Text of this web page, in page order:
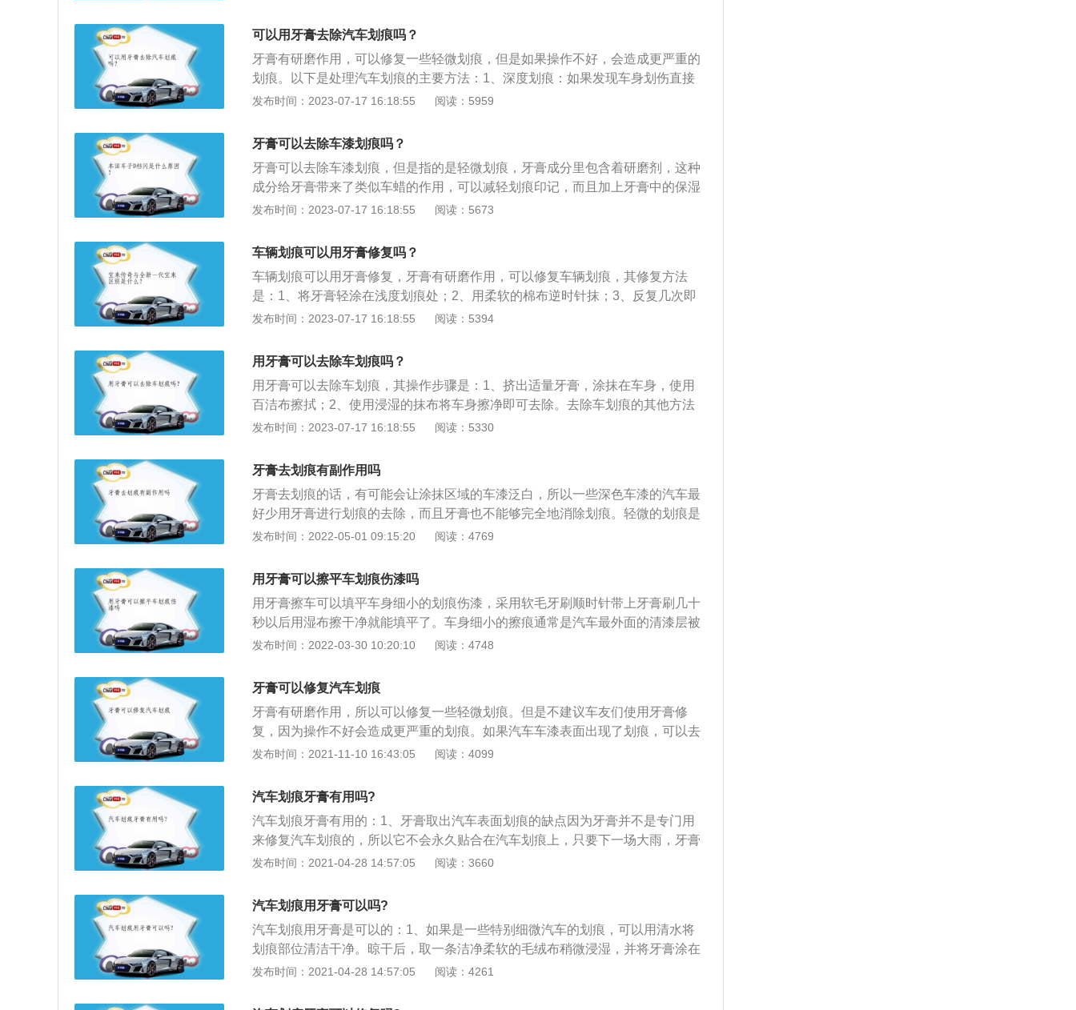
均匀涂抹在划痕上，等指甲油晾干之后即可。因为指甲油也可以渗进划痕处，起
到一定的填补作用，能有效隔绝车身铁皮与空气的接触，防止车体氧化生锈。
2、可先用极细的水砂纸蘸水轻轻磨去锈斑，但切忌无方向地乱磨，要同向直线
打磨。等完全擦净后，涂上一层底漆。若是有新的刮伤，可擦净后直接涂上底
漆。
可以用牙膏去除汽车划痕吗？
牙膏有研磨作用，可以修复一些轻微划痕，但是如果操作不好，会造成更严重的
划痕。以下是处理汽车划痕的主要方法：1、深度划痕：如果发现车身划伤直接
露出了车身金属板，或者划伤的面积超过一个指甲盖，则伤口已经深及底漆以
行修补，带腐蚀性的物质会慢慢氧化导至伤口表面生锈恶化，造成更大损失。
2、中度划痕：如果明显观察到或者摸到色彩漆层，可以购一支同色号的补漆
笔，随时对伤害进行修补，保护车漆不受更深的腐蚀与伤害。3、轻度划痕：如
果车漆只有略略的凹下，只伤害了车漆表面的透明层，可以使用细研磨蜡，即可
将轻度划痕修复。
发布时间：2023-07-17 16:18:55 阅读：5959
牙膏可以去除车漆划痕吗？
牙膏可以去除车漆划痕，但是指的是轻微划痕，牙膏成分里包含着研磨剂，这种
成分给牙膏带来了类似车蜡的作用，可以减轻划痕印记，而且加上牙膏中的保湿
剂，可以让牙膏膏体具有光泽，跟车漆面的颜色融为一体，除此之外，牙膏还可
一层薄膜，目的是保护汽车漆面的光泽度不会衰减，同时使漆面在物理上得到一
层保护膜，从而达到保护漆面的目的。
发布时间：2023-07-17 16:18:55 阅读：5673
车辆划痕可以用牙膏修复吗？
车辆划痕可以用牙膏修复，牙膏有研磨作用，可以修复车辆划痕，其修复方法
是：1、将牙膏轻涂在浅度划痕处；2、用柔软的棉布逆时针抹；3、反复几次即
可减轻划痕，还能避免空气对车漆伤处的侵蚀。车漆的作用是：1、防锈；2、抗
好、光泽高，具备附着力好、硬度高、抗划伤能力强，更要具备好的耐候性、耐
刮耐磨性、光泽持续性和优良的耐汽油、耐酒精、耐酸、耐碱、耐盐雾等性能。
发布时间：2023-07-17 16:18:55 阅读：5394
用牙膏可以去除车划痕吗？
用牙膏可以去除车划痕，其操作步骤是：1、挤出适量牙膏，涂抹在车身，使用
百洁布擦拭；2、使用浸湿的抹布将车身擦净即可去除。去除车划痕的其他方法
有：1、使用橡皮擦拭车身印迹；2、使用相同颜色指甲油填补车身的漆面；3、
痕的方法是：1、停车靠边停，避开中间位置；2、确认车前车后的导流板高度；
3、露天停车远离窗下或阳台。
发布时间：2023-07-17 16:18:55 阅读：5330
牙膏去划痕有副作用吗
牙膏去划痕的话，有可能会让涂抹区域的车漆泛白，所以一些深色车漆的汽车最
好少用牙膏进行划痕的去除，而且牙膏也不能够完全地消除划痕。轻微的划痕是
可以用牙膏进行修复的，但是深一点的划痕，就没有办法用牙膏进行修复了。如
痕的地方，等晾干后就可以用补漆笔均匀地涂抹划痕处了，如果涂抹之后的效果
也不好的话，就可以采用打蜡抛光的方式，可以用水蜡或者软蜡擦几遍，效果也
是比较不错的。
发布时间：2022-05-01 09:15:20 阅读：4769
用牙膏可以擦平车划痕伤漆吗
用牙膏擦车可以填平车身细小的划痕伤漆，采用软毛牙刷顺时针带上牙膏刷几十
秒以后用湿布擦干净就能填平了。车身细小的擦痕通常是汽车最外面的清漆层被
划伤，而利用牙膏里面的研磨剂成分就可以填平，再加上牙膏中的保湿成分，可
的车漆有细小划痕，只要是仅仅破坏了清漆层的，都可以通过牙膏来抹平。在擦
拭之前，要注意将划痕的地方沾水清理干净，清楚掉表面的浮尘，然后再利用软
毛牙刷或是毛巾涂抹上牙膏以后在划痕的地方反复擦拭。
发布时间：2022-03-30 10:20:10 阅读：4748
牙膏可以修复汽车划痕
牙膏有研磨作用，所以可以修复一些轻微划痕。但是不建议车友们使用牙膏修
复，因为操作不好会造成更严重的划痕。如果汽车车漆表面出现了划痕，可以去
汽车美容机构抛光一下。汽车的漆面有四层，从内到外分别是电泳层，中涂层，
车身表面会形成电泳层。电泳层的作用是防锈。中涂层是第二层车漆，这层车漆
也起到防锈作用，并且可以提高与下一层漆面的结合能力。第三层是色漆层，这
层车漆就是我们平时可以看到的各种车身颜色，这层车漆的作用是让车身更加美
观。第四层是清漆层，这层漆也是最外面一层。清漆层起到保护车漆并提升车漆
光泽度的作用。平时大部分轻微划痕都出现在清漆层上，通过简单的抛光可以去
间久了会降低车身漆面光泽度。如果划痕伤到了色漆层，那就需要补漆来修复。
在补漆时最好去4s店或非常专业的漆面修复机构。一些小的喷漆机构喷漆后可能
会存在色差。
发布时间：2021-11-10 16:43:05 阅读：4099
汽车划痕牙膏有用吗?
汽车划痕牙膏有用的：1、牙膏取出汽车表面划痕的缺点因为牙膏并不是专门用
来修复汽车划痕的，所以它不会永久贴合在汽车划痕上，只要下一场大雨，牙膏
基本就会被冲刷干净了；2、牙膏去车身漆面划痕更适用于浅色车漆的车，如果
果，所以深色车漆汽车还是慎用；3、千万不要使用有颗粒的牙膏，尤其是那种
带有研磨颗粒的牙膏，那样在擦拭过程中会对车漆造成损伤，变得更花。
发布时间：2021-04-28 14:57:05 阅读：3660
汽车划痕用牙膏可以吗?
汽车划痕用牙膏是可以的：1、如果是一些特别细微汽车的划痕，可以用清水将
划痕部位清洁干净。晾干后，取一条洁净柔软的毛绒布稍微浸湿，并将牙膏涂在
绒布或者划痕部位上，用力擦拭划痕部位即可；2、用牙膏擦拭修复汽车划痕，
漆来说，效果要稍差一些。用牙膏去除划痕时要注意；3、一方面擦车用的绒布
发布时间：2021-04-28 14:57:05 阅读：4261